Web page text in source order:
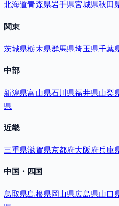
北海道青森県岩手県宮城県秋田
関東
茨城県栃木県群馬県埼玉県千葉
中部
新潟県富山県石川県福井県山梨
県
近畿
三重県滋賀県京都府大阪府兵庫
中国・四国
鳥取県島根県岡山県広島県山口